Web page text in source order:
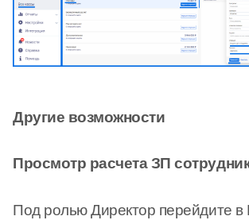
Другие возможности
Просмотр расчета ЗП
Под ролью Директор перейдите в